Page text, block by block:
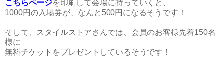
こちらページを印刷して会場に持っていくと、
1000円の入場券が、なんと500円になるそうです！
そして、スタイルストアさんでは、会員のお客様先着150名
様に
無料チケットをプレゼントしているそうです！